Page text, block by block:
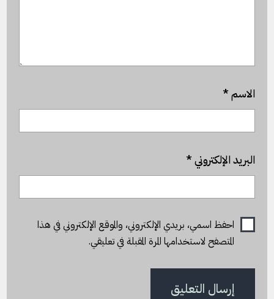
الاسم*
البريد الإلكتروني*
احفظ اسمي، بريدي الإلكتروني، والموقع الإلكتروني في هذا
المتصفح لاستخدامها المرة المقبلة في تعليقي.